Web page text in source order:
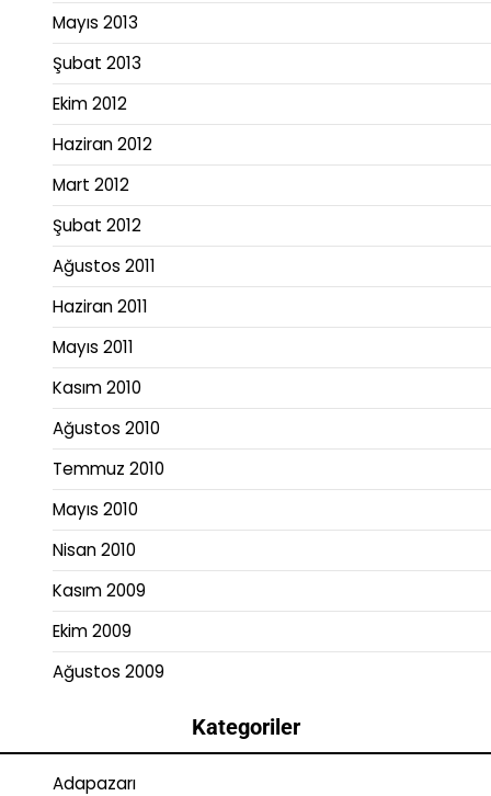
Mayıs 2013
Şubat 2013
Ekim 2012
Haziran 2012
Mart 2012
Şubat 2012
Ağustos 2011
Haziran 2011
Mayıs 2011
Kasım 2010
Ağustos 2010
Temmuz 2010
Mayıs 2010
Nisan 2010
Kasım 2009
Ekim 2009
Ağustos 2009
Kategoriler
Adapazarı